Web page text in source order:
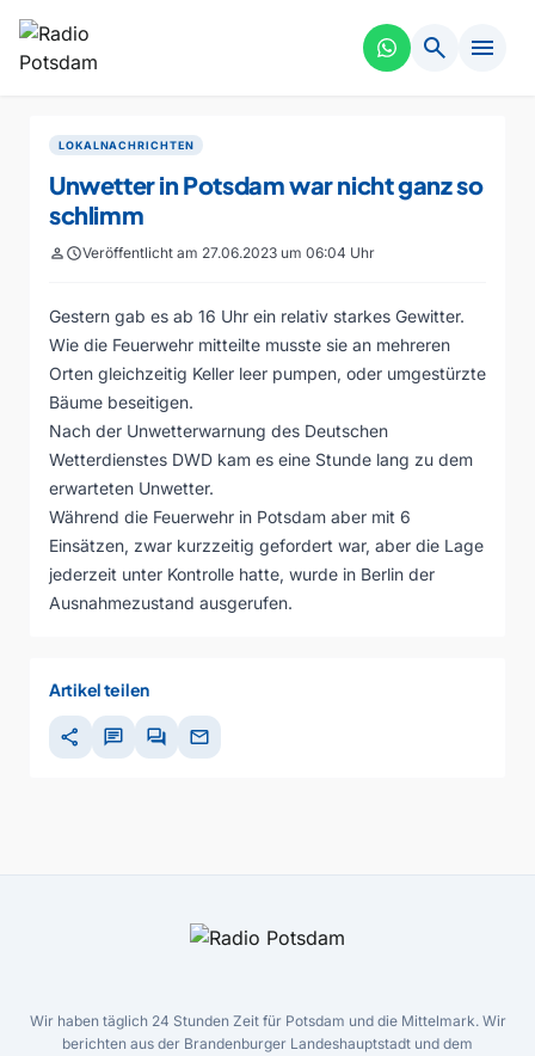
search menu
LOKALNACHRICHTEN
Unwetter in Potsdam war nicht ganz so
schlimm
personscheduleVeröffentlicht am 27.06.2023 um 06:04 Uhr
Gestern gab es ab 16 Uhr ein relativ starkes Gewitter.
Wie die Feuerwehr mitteilte musste sie an mehreren
Orten gleichzeitig Keller leer pumpen, oder umgestürzte
Bäume beseitigen.
Nach der Unwetterwarnung des Deutschen
Wetterdienstes DWD kam es eine Stunde lang zu dem
erwarteten Unwetter.
Während die Feuerwehr in Potsdam aber mit 6
Einsätzen, zwar kurzzeitig gefordert war, aber die Lage
jederzeit unter Kontrolle hatte, wurde in Berlin der
Ausnahmezustand ausgerufen.
Artikel teilen
share chat forum mail
Wir haben täglich 24 Stunden Zeit für Potsdam und die Mittelmark. Wir
berichten aus der Brandenburger Landeshauptstadt und dem